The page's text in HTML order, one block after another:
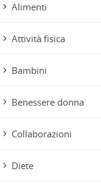
Alimenti
Attività fisica
Bambini
Benessere donna
Collaborazioni
Diete